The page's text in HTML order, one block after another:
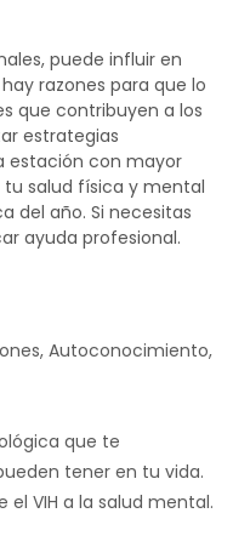
puede influir en
razones para que lo
que contribuyen a los
estrategias
estación con mayor
salud física y mental
del año. Si necesitas
ayuda profesional.
,Autoconocimiento,
que te
tener en tu vida.
VIH a la salud mental.